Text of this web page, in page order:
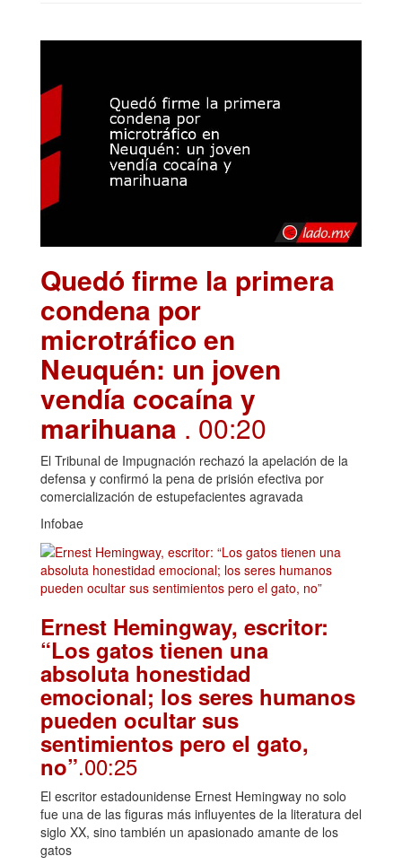
Quedó firme la primera
condena por
microtráfico en
Neuquén: un joven
vendía cocaína y
marihuana . 00:20
El Tribunal de Impugnación rechazó la apelación de la
defensa y confirmó la pena de prisión efectiva por
comercialización de estupefacientes agravada
Infobae
Ernest Hemingway, escritor:
“Los gatos tienen una
absoluta honestidad
emocional; los seres humanos
pueden ocultar sus
sentimientos pero el gato,
no”.00:25
El escritor estadounidense Ernest Hemingway no solo
fue una de las figuras más influyentes de la literatura del
siglo XX, sino también un apasionado amante de los
gatos